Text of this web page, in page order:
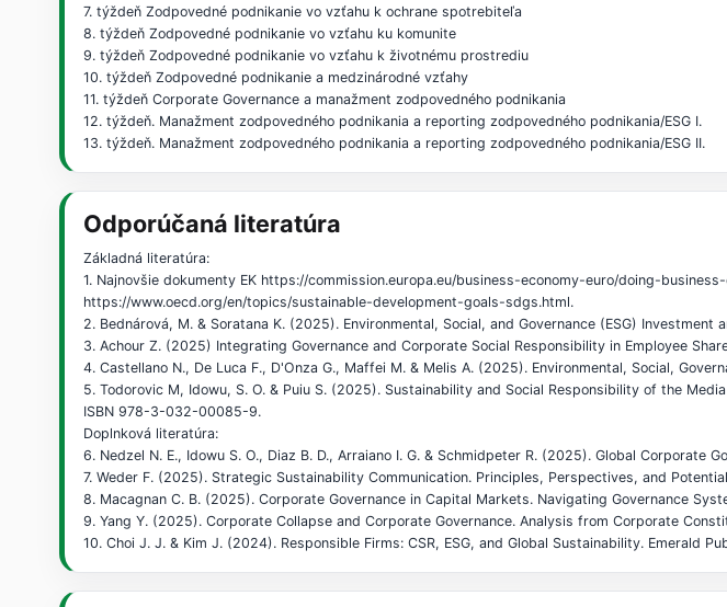
7. týždeň Zodpovedné podnikanie vo vzťahu k ochrane spotrebiteľa
8. týždeň Zodpovedné podnikanie vo vzťahu ku komunite
9. týždeň Zodpovedné podnikanie vo vzťahu k životnému prostrediu
10. týždeň Zodpovedné podnikanie a medzinárodné vzťahy
11. týždeň Corporate Governance a manažment zodpovedného podnikania
12. týždeň. Manažment zodpovedného podnikania a reporting zodpovedného podnikania/ESG I.
13. týždeň. Manažment zodpovedného podnikania a reporting zodpovedného podnikania/ESG II.
Odporúčaná literatúra
Základná literatúra:
1. Najnovšie dokumenty EK https://commission.europa.eu/business-economy-euro/doing-
https://www.oecd.org/en/topics/sustainable-development-goals-sdgs.html.
2. Bednárová, M. & Soratana K. (2025). Environmental, Social, and Governance (ESG)
3. Achour Z. (2025) Integrating Governance and Corporate Social Responsibility in Employee
4. Castellano N., De Luca F., D'Onza G., Maffei M. & Melis A. (2025). Environmental, Social,
5. Todorovic M, Idowu, S. O. & Puiu S. (2025). Sustainability and Social Responsibility of the
ISBN 978-3-032-00085-9.
Doplnková literatúra:
6. Nedzel N. E., Idowu S. O., Diaz B. D., Arraiano I. G. & Schmidpeter R. (2025). Global
7. Weder F. (2025). Strategic Sustainability Communication. Principles, Perspectives, and
8. Macagnan C. B. (2025). Corporate Governance in Capital Markets. Navigating Governance
9. Yang Y. (2025). Corporate Collapse and Corporate Governance. Analysis from Corporate
10. Choi J. J. & Kim J. (2024). Responsible Firms: CSR, ESG, and Global Sustainability. Emerald